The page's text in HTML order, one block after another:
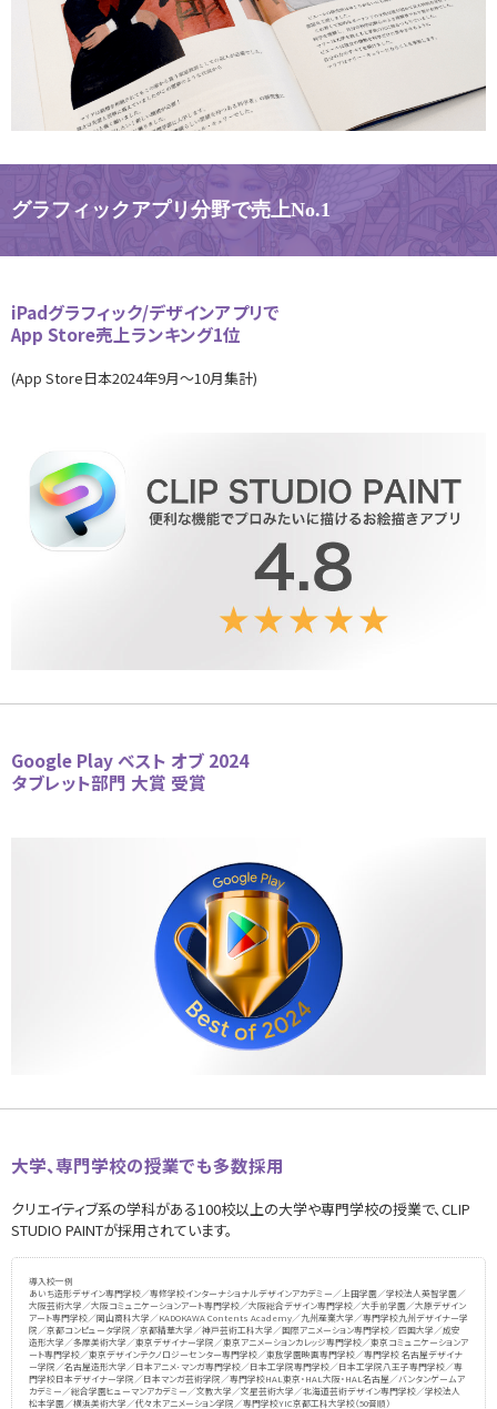
グラフィックアプリ分野で売上No.1
iPadグラフィック/デザインアプリで
App Store売上ランキング1位
(App Store日本2024年9月〜10月集計)
Google Play ベスト オブ 2024
タブレット部門 大賞 受賞
大学、専門学校の授業でも多数採用
クリエイティブ系の学科がある100校以上の大学や専門学校の授業で、CLIP
STUDIO PAINTが採用されています。
導入校一例
あいち造形デザイン専門学校／専修学校インターナショナルデザインアカデミー／上田学園／学校法人英智学園／
大阪芸術大学／大阪コミュニケーションアート専門学校／大阪総合デザイン専門学校／大手前学園／大原デザイン
アート専門学校／岡山商科大学／KADOKAWA Contents Academy／九州産業大学／専門学校九州デザイナー学
院／京都コンピュータ学院／京都精華大学／神戸芸術工科大学／国際アニメーション専門学校／四国大学／成安
造形大学／多摩美術大学／東京デザイナー学院／東京アニメーションカレッジ専門学校／東京コミュニケーションア
ート専門学校／東京デザインテクノロジーセンター専門学校／東放学園映画専門学校／専門学校 名古屋デザイナ
ー学院／名古屋造形大学／日本アニメ･マンガ専門学校／日本工学院専門学校／日本工学院八王子専門学校／専
門学校日本デザイナー学院／日本マンガ芸術学院／専門学校HAL東京・HAL大阪・HAL名古屋／バンタンゲームア
カデミー／総合学園ヒューマンアカデミー／文教大学／文星芸術大学／北海道芸術デザイン専門学校／学校法人
松本学園／横浜美術大学／代々木アニメーション学院／専門学校YIC京都工科大学校（50音順）